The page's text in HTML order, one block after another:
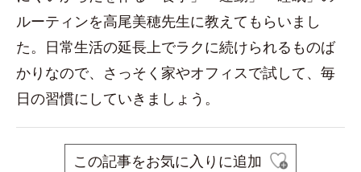
ルーティンを高尾美穂先生に教えてもらいまし
た。日常生活の延長上でラクに続けられるものば
かりなので、さっそく家やオフィスで試して、毎
日の習慣にしていきましょう。
この記事をお気に入りに追加